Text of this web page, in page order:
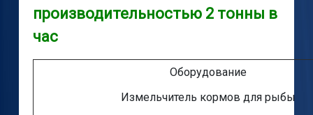
производительностью 2 тонны в
час
Оборудование
Измельчитель кормов для рыбы